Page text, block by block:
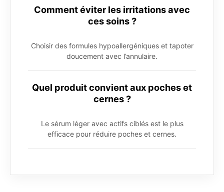
Comment éviter les irritations avec
ces soins ?
Choisir des formules hypoallergéniques et tapoter
doucement avec l’annulaire.
Quel produit convient aux poches et
cernes ?
Le sérum léger avec actifs ciblés est le plus
efficace pour réduire poches et cernes.